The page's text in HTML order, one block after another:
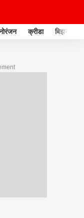
क्रीडा बिझनेस